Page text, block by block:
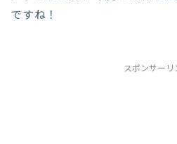
ですね！
スポンサーリ